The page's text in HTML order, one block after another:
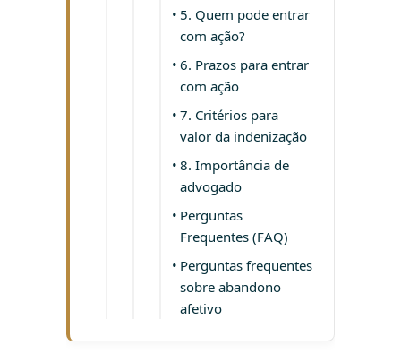
5. Quem pode entrar
com ação?
6. Prazos para entrar
com ação
7. Critérios para
valor da indenização
8. Importância de
advogado
Perguntas
Frequentes (FAQ)
Perguntas frequentes
sobre abandono
afetivo